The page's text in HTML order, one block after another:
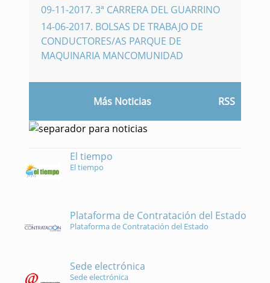
09-11-2017. 3ª CARRERA DEL GUARRINO
14-06-2017. BOLSAS DE TRABAJO DE
CONDUCTORES/AS PARQUE DE
MAQUINARIA MANCOMUNIDAD
Más Noticias RSS
El tiempo
El tiempo
Plataforma de Contratación del Estado
Plataforma de Contratación del Estado
Sede electrónica
Sede electrónica